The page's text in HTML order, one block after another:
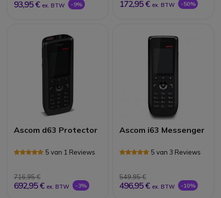
93,95 € ex. BTW -9% 172,95 € ex. BTW -50%
Ascom d63 Protector
5 van 1 Reviews
716,95 €
692,95 € ex. BTW -3%
Ascom i63 Messenger
5 van 3 Reviews
549,95 €
496,95 € ex. BTW -10%